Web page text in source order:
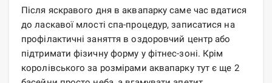
Після яскравого дня в аквапарку саме час вдатися
до ласкавої млості спа-процедур, записатися на
профілактичні заняття в оздоровчий центр або
підтримати фізичну форму у фітнес-зоні. Крім
королівського за розмірами аквапарку тут є ще 2